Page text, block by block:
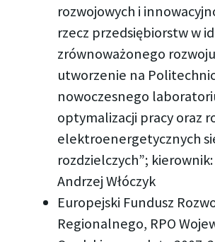
rozwojowych i
rzecz przedsiębiorstw w
zrównoważonego
utworzenie na
nowoczesnego
optymalizacji pracy oraz
elektroenergetycznych
rozdzielczych”;
Andrzej Włóczyk
Europejski Fundusz
Regionalnego, RPO